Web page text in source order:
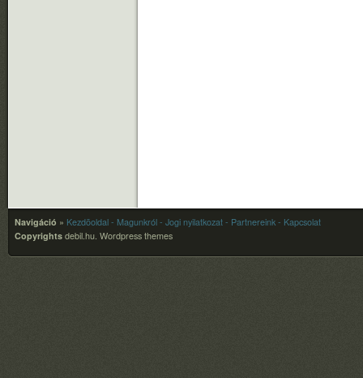
Navigáció » Kezdõoldal - Magunkról - Jogi nyilatkozat - Partnereink - Kapcsolat
Copyrights debil.hu. Wordpress themes